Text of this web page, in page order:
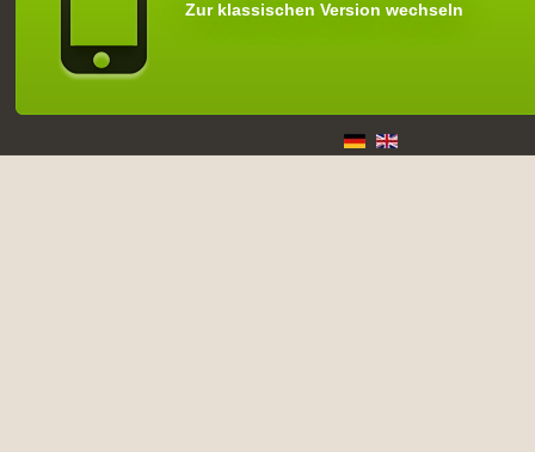
Zur klassischen Version wechseln